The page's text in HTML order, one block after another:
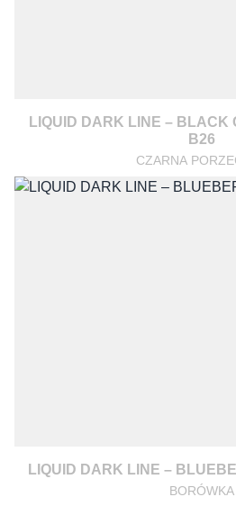
LIQUID DARK LINE – BLACK
B26
CZARNA
LIQUID DARK LINE –
BORÓWKA